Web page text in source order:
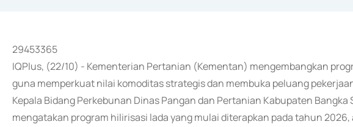
29453365
IQPlus, (22/10) - Kementerian Pertanian (Kementan) mengembangkan
guna memperkuat nilai komoditas strategis dan membuka peluang
Kepala Bidang Perkebunan Dinas Pangan dan Pertanian Kabupaten Bangka
mengatakan program hilirisasi lada yang mulai diterapkan pada tahun